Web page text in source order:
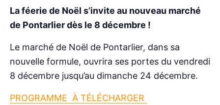
La féerie de Noël s’invite au nouveau marché
de Pontarlier dès le 8 décembre !
Le marché de Noël de Pontarlier, dans sa
nouvelle formule, ouvrira ses portes du vendredi
8 décembre jusqu’au dimanche 24 décembre.
PROGRAMME À TÉLÉCHARGER